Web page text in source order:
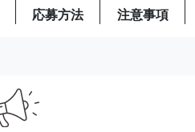
応募方法 注意事項